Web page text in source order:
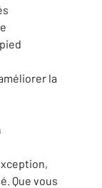
la
Que vous